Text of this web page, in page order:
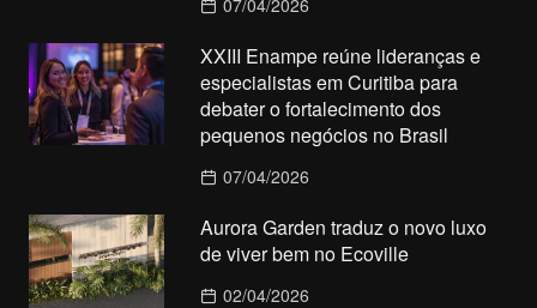
XXIII Enampe reúne lideranças e
especialistas em Curitiba para
debater o fortalecimento dos
pequenos negócios no Brasil
07/04/2026
Aurora Garden traduz o novo luxo
de viver bem no Ecoville
02/04/2026